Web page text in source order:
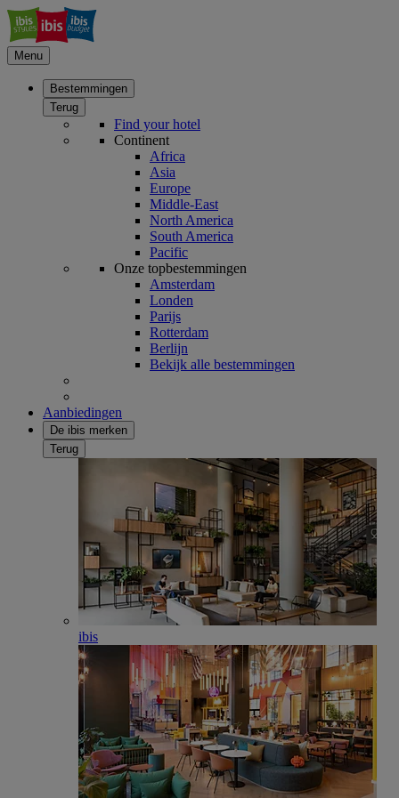
Menu
Bestemmingen
Terug
Find your hotel
Continent
Africa
Asia
Europe
Middle-East
North America
South America
Pacific
Onze topbestemmingen
Amsterdam
Londen
Parijs
Rotterdam
Berlijn
Bekijk alle bestemmingen
Aanbiedingen
De ibis merken
Terug
ibis